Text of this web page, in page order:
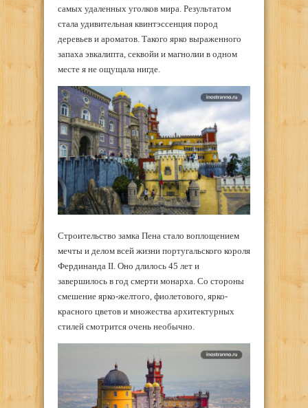
самых удаленных уголков мира. Результатом
стала удивительная квинтэссенция пород
деревьев и ароматов. Такого ярко выраженного
запаха эвкалипта, секвойи и магнолии в одном
месте я не ощущала нигде.
Строительство замка Пена стало воплощением
мечты и делом всей жизни португальского короля
Фердинанда II. Оно длилось 45 лет и
завершилось в год смерти монарха. Со стороны
смешение ярко-желтого, фиолетового, ярко-
красного цветов и множества архитектурных
стилей смотрится очень необычно.